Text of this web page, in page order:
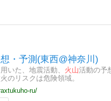
・予測(東西@神奈川)
いた、地震活動、 火山活動の予
のリスクは危険領域。
ru/